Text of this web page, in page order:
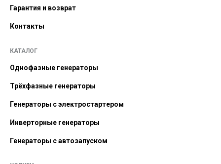
Гарантия и возврат
Контакты
КАТАЛОГ
Однофазные генераторы
Трёхфазные генераторы
Генераторы с электростартером
Инверторные генераторы
Генераторы с автозапуском